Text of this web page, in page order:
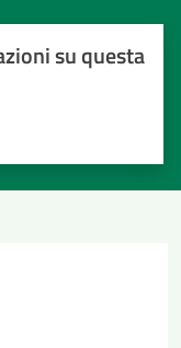
su questa
stelle)la chiarezza delle